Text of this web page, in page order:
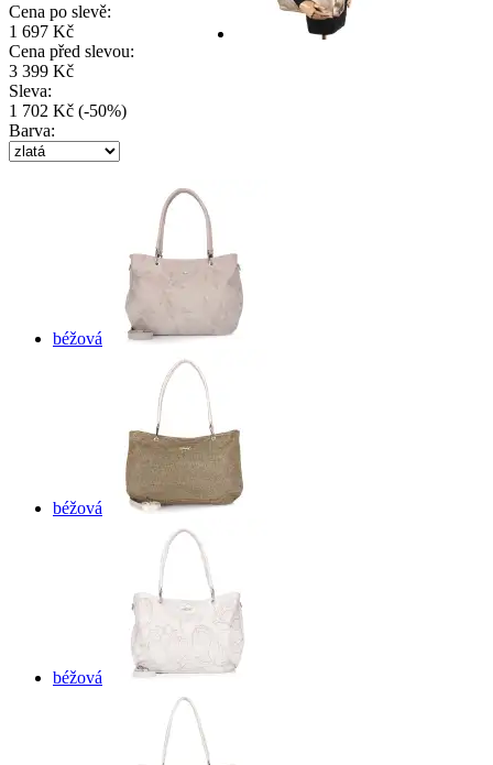
Cena po slevě:
1 697 Kč
Cena před slevou:
3 399 Kč
Sleva:
1 702 Kč (-50%)
Barva:
béžová
béžová
béžová